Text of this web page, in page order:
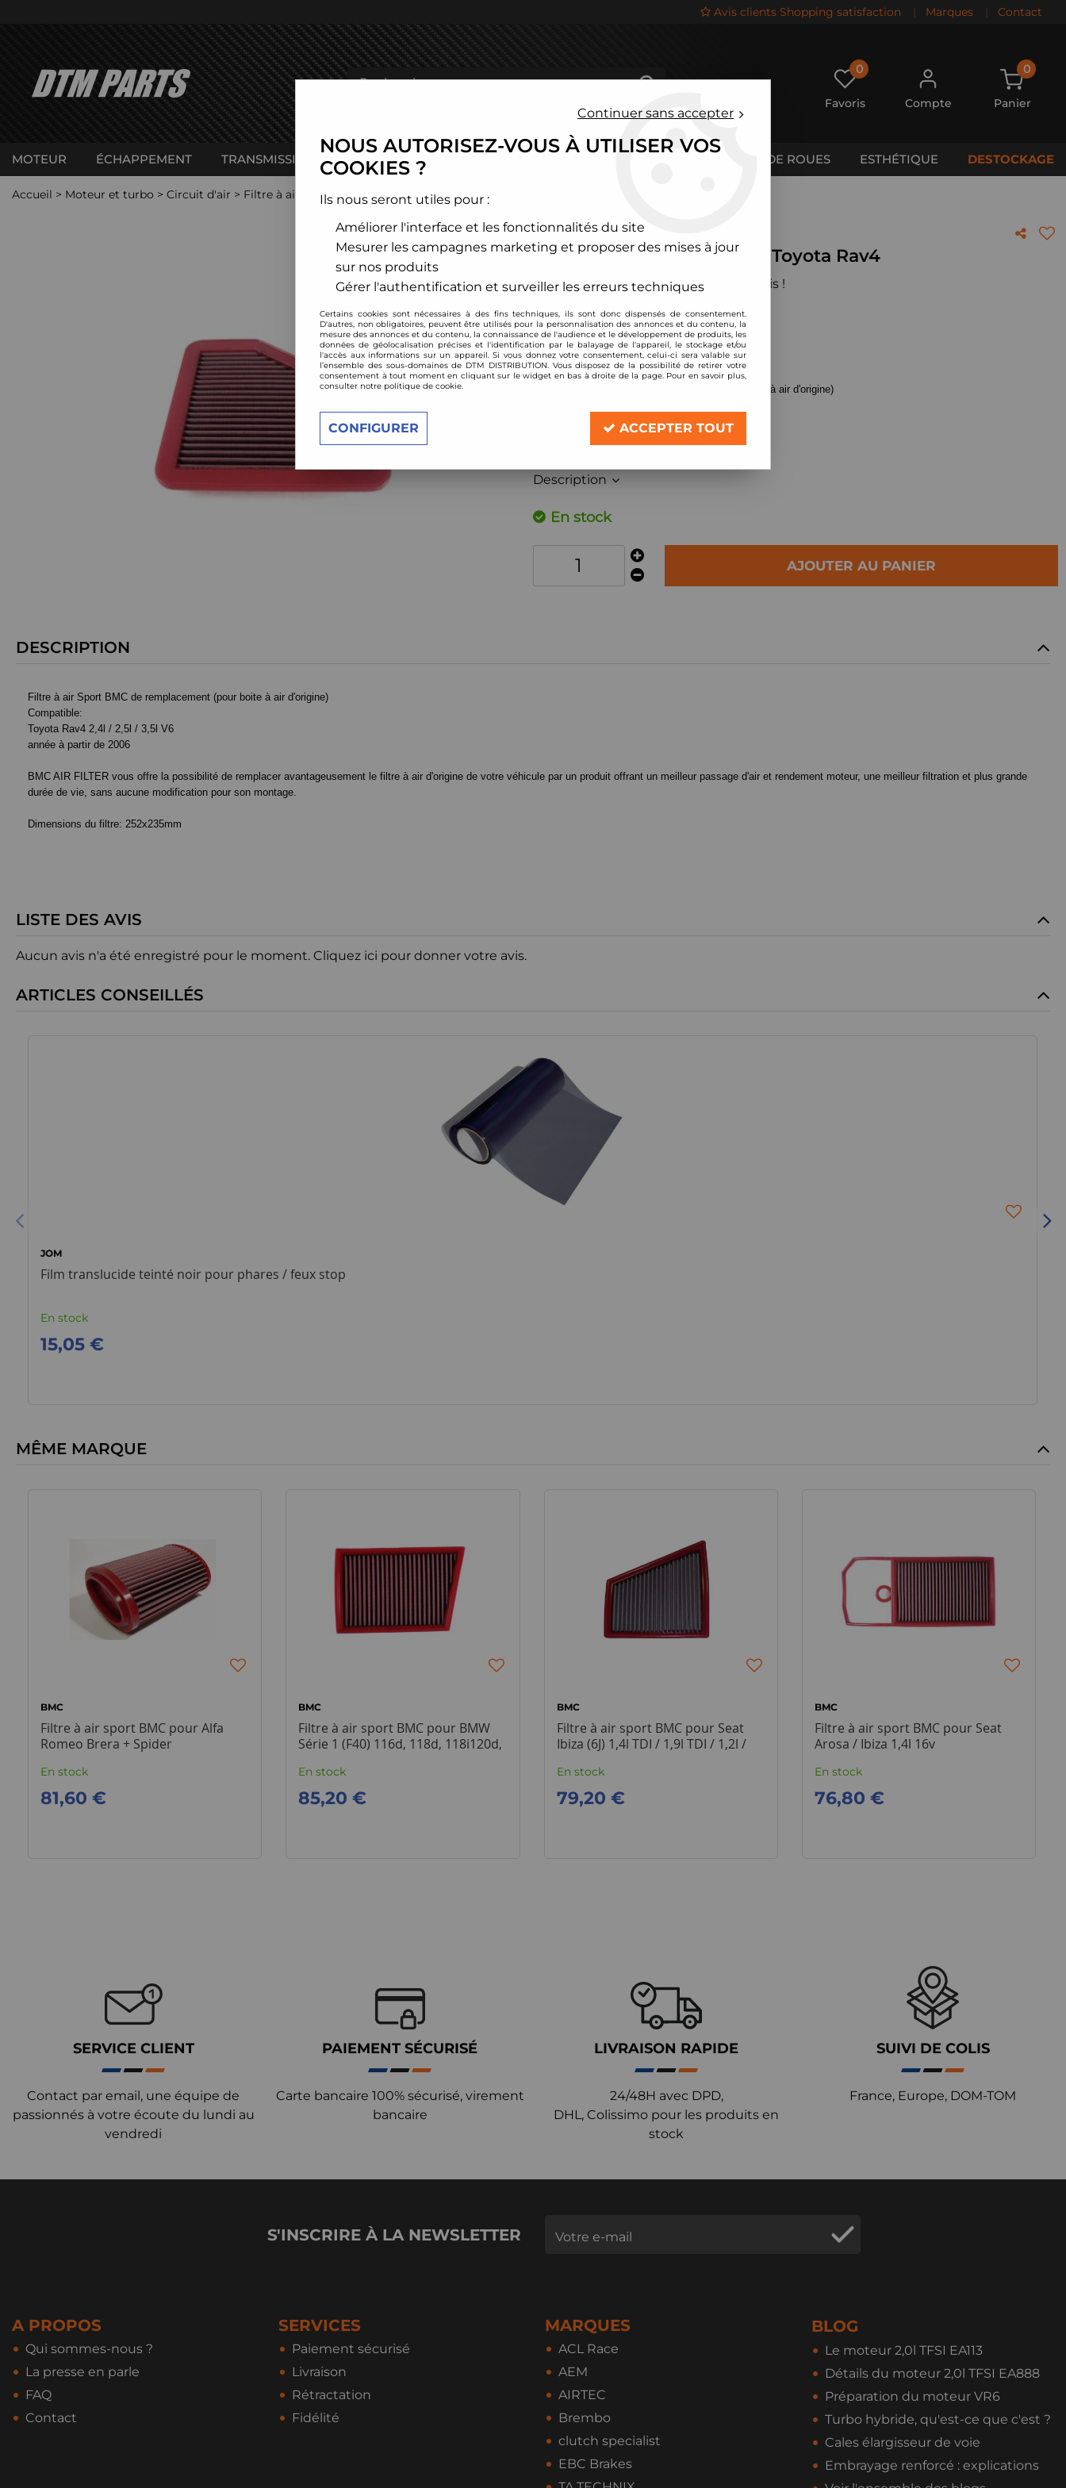
Avis clients Shopping satisfaction | Marques | Contact
0
Favoris Compte
0
Panier
MOTEUR ÉCHAPPEMENT TRANSMISSION CHÂSSIS CALES DE ROUES ESTHÉTIQUE DESTOCKAGE
Accueil > Moteur et turbo > Circuit d'air > Filtre à air sport > Toyota >Rav4 >Filtre à air sport BMC pour Toyota Rav4
BMC
Filtre à air sport BMC pour Toyota Rav4
Soyez le premier à donner votre avis !
85,20 €TTC
Réf. :710/20_
Filtre à air Sport BMC de remplacement (pour boite à air d'origine)
Toyota Rav4 2,4l / 2,5l / 3,5l V6
année à partir de 2006
Description
En stock
AJOUTER AU PANIER
DESCRIPTION
Filtre à air Sport BMC de remplacement (pour boite à air d'origine)
Compatible:
Toyota Rav4 2,4l / 2,5l / 3,5l V6
année à partir de 2006
BMC AIR FILTER vous offre la possibilité de remplacer avantageusement le filtre à air d'origine de votre véhicule par un produit offrant un meilleur passage d'air et rendement moteur, une meilleur filtration et plus grande
durée de vie, sans aucune modification pour son montage.
Dimensions du filtre: 252x235mm
LISTE DES AVIS
Aucun avis n'a été enregistré pour le moment. Cliquez ici pour donner votre avis.
ARTICLES CONSEILLÉS
JOM
Film translucide teinté noir pour phares / feux stop
En stock
15,05 €
MÊME MARQUE
BMC
Filtre à air sport BMC pour Alfa
Romeo Brera + Spider
En stock
81,60 €
BMC
Filtre à air sport BMC pour BMW
Série 1 (F40) 116d, 118d, 118i120d,
En stock
85,20 €
BMC
Filtre à air sport BMC pour Seat
Ibiza (6J) 1,4l TDI / 1,9l TDI / 1,2l /
En stock
79,20 €
BMC
Filtre à air sport BMC pour Seat
Arosa / Ibiza 1,4l 16v
En stock
76,80 €
SERVICE CLIENT
Contact par email, une équipe de
passionnés à votre écoute du lundi au
vendredi
PAIEMENT SÉCURISÉ
Carte bancaire 100% sécurisé, virement
bancaire
LIVRAISON RAPIDE
24/48H avec DPD,
DHL, Colissimo pour les produits en
stock
SUIVI DE COLIS
France, Europe, DOM-TOM
S'INSCRIRE À LA NEWSLETTER
A PROPOS
Qui sommes-nous ?
La presse en parle
FAQ
Contact
SERVICES
Paiement sécurisé
Livraison
Rétractation
Fidélité
MARQUES
ACL Race
AEM
AIRTEC
Brembo
clutch specialist
EBC Brakes
BLOG
Le moteur 2,0l TFSI EA113
Détails du moteur 2,0l TFSI EA888
Préparation du moteur VR6
Turbo hybride, qu'est-ce que c'est ?
Cales élargisseur de voie
Embrayage renforcé : explications
Continuer sans accepter
NOUS AUTORISEZ-VOUS À UTILISER VOS
COOKIES ?
Ils nous seront utiles pour :
Améliorer l'interface et les fonctionnalités du site
Mesurer les campagnes marketing et proposer des mises à jour
sur nos produits
Gérer l'authentification et surveiller les erreurs techniques
Certains cookies sont nécessaires à des fins techniques, ils sont donc dispensés de consentement.
D'autres, non obligatoires, peuvent être utilisés pour la personnalisation des annonces et du contenu, la
mesure des annonces et du contenu, la connaissance de l'audience et le développement de produits, les
données de géolocalisation précises et l'identification par le balayage de l'appareil, le stockage et/ou
l'accès aux informations sur un appareil. Si vous donnez votre consentement, celui-ci sera valable sur
l’ensemble des sous-domaines de DTM DISTRIBUTION. Vous disposez de la possibilité de retirer votre
consentement à tout moment en cliquant sur le widget en bas à droite de la page. Pour en savoir plus,
consulter notre politique de cookie.
CONFIGURER ACCEPTER TOUT